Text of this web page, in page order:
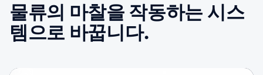
물류의 마찰을 작동하는 시스
템으로 바꿉니다.